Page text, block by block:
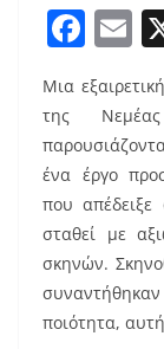
F
a
c
e
b
o
o
k
E
m
ai
l
Μια
της
ένα έργο
που απέδειξε
σταθεί με
σκηνών.
ποιότητα,